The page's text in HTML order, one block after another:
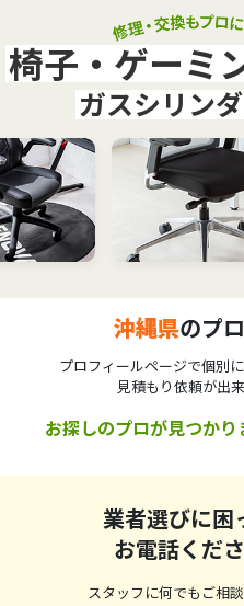
椅子・ゲーミ
ガスシリン
沖縄県のプ
プロフィールページで個別
見積もり依頼が出来
お探しのプロが見つかり
業者選びに困
お電話くだ
スタッフに何でもご相